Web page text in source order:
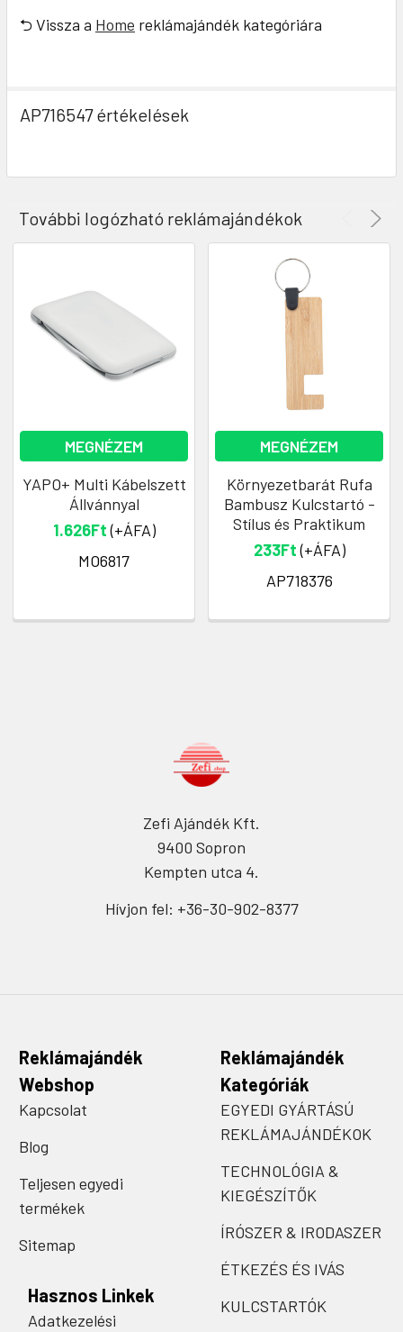
⮌ Vissza a Home reklámajándék kategóriára
AP716547 értékelések
További logózható reklámajándékok
MEGNÉZEM
YAPO+ Multi Kábelszett
Állvánnyal
1.626Ft(+ÁFA)
MO6817
MEGNÉZEM
Környezetbarát Rufa
Bambusz Kulcstartó -
Stílus és Praktikum
233Ft(+ÁFA)
AP718376
Zefi Ajándék Kft.
9400 Sopron
Kempten utca 4.
Hívjon fel: +36-30-902-8377
Reklámajándék
Webshop
Kapcsolat
Blog
Teljesen egyedi
termékek
Sitemap
Hasznos Linkek
Adatkezelési
Reklámajándék
Kategóriák
EGYEDI GYÁRTÁSÚ
REKLÁMAJÁNDÉKOK
TECHNOLÓGIA &
KIEGÉSZÍTŐK
ÍRÓSZER & IRODASZER
ÉTKEZÉS ÉS IVÁS
KULCSTARTÓK